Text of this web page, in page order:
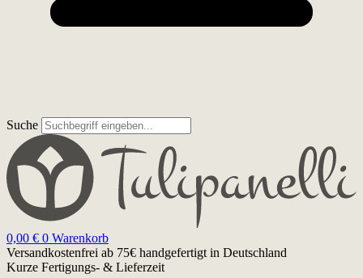
Suche
0,00 € 0 Warenkorb
Versandkostenfrei ab 75€ handgefertigt in Deutschland
Kurze Fertigungs- & Lieferzeit